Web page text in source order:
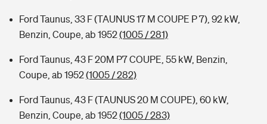
Ford Taunus, 33 F (TAUNUS 17 M COUPE P 7), 92 kW,
Benzin, Coupe, ab 1952(1005 / 281)
Ford Taunus, 43 F 20M P7 COUPE, 55 kW, Benzin,
Coupe, ab 1952(1005 / 282)
Ford Taunus, 43 F (TAUNUS 20 M COUPE), 60 kW,
Benzin, Coupe, ab 1952(1005 / 283)